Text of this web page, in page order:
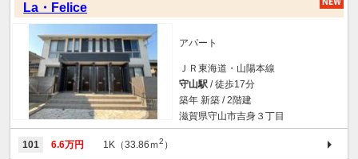
La・Felice
アパート
ＪＲ東海道・山陽本線
守山駅 / 徒歩17分
築年 新築 / 2階建
滋賀県守山市吉身３丁目
101 6.6万円 1K（33.86ｍ2 ）